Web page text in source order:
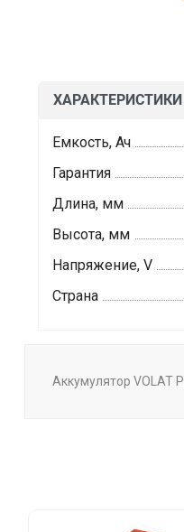
ХАРАКТЕРИСТИКИ
Емкость, Ач
Гарантия
Длина, мм
Высота, мм
Напряжение, V
Страна
Аккумулятор VOLAT